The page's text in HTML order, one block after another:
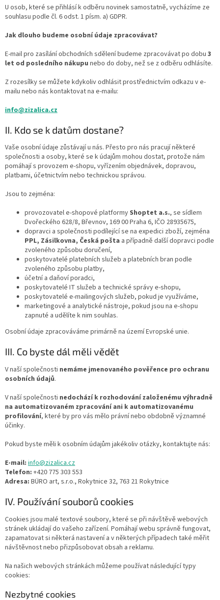
U osob, které se přihlásí k odběru novinek samostatně, vycházíme ze
souhlasu podle čl. 6 odst. 1 písm. a) GDPR.
Jak dlouho budeme osobní údaje zpracovávat?
E-mail pro zasílání obchodních sdělení budeme zpracovávat po dobu 3
let od posledního nákupu nebo do doby, než se z odběru odhlásíte.
Z rozesílky se můžete kdykoliv odhlásit prostřednictvím odkazu v e-
mailu nebo nás kontaktovat na e-mailu:
info@zizalica.cz
II. Kdo se k datům dostane?
Vaše osobní údaje zůstávají u nás. Přesto pro nás pracují některé
společnosti a osoby, které se k údajům mohou dostat, protože nám
pomáhají s provozem e-shopu, vyřízením objednávek, dopravou,
platbami, účetnictvím nebo technickou správou.
Jsou to zejména:
provozovatel e-shopové platformyShoptet a.s., se sídlem
Dvořeckého 628/8, Břevnov, 169 00 Praha 6, IČO 28935675,
dopravci a společnosti podílející se na expedici zboží, zejména
PPL, Zásilkovna, Česká pošta a případně další dopravci podle
zvoleného způsobu doručení,
poskytovatelé platebních služeb a platebních bran podle
zvoleného způsobu platby,
účetní a daňoví poradci,
poskytovatelé IT služeb a technické správy e-shopu,
poskytovatelé e-mailingových služeb, pokud je využíváme,
marketingové a analytické nástroje, pokud jsou na e-shopu
zapnuté a udělíte k nim souhlas.
Osobní údaje zpracováváme primárně na území Evropské unie.
III. Co byste dál měli vědět
V naší společnosti nemáme jmenovaného pověřence pro ochranu
osobních údajů.
V naší společnosti nedochází k rozhodování založenému výhradně
na automatizovaném zpracování ani k automatizovanému
profilování, které by pro vás mělo právní nebo obdobně významné
účinky.
Pokud byste měli k osobním údajům jakékoliv otázky, kontaktujte nás:
E-mail: info@zizalica.cz
Telefon: +420 775 303 553
Adresa: BÜRO art, s.r.o., Rokytnice 32, 763 21 Rokytnice
IV. Používání souborů cookies
Cookies jsou malé textové soubory, které se při návštěvě webových
stránek ukládají do vašeho zařízení. Pomáhají webu správně fungovat,
zapamatovat si některá nastavení a v některých případech také měřit
návštěvnost nebo přizpůsobovat obsah a reklamu.
Na našich webových stránkách můžeme používat následující typy
cookies:
Nezbytné cookies